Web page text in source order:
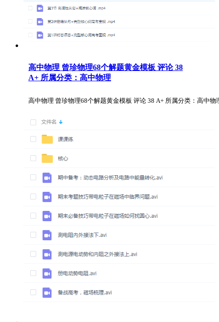
高中物理 曾珍物理68个解题黄金模板 评论 38
A+ 所属分类：高中物理
高中物理 曾珍物理68个解题黄金模板 评论 38 A+ 所属分类：高中